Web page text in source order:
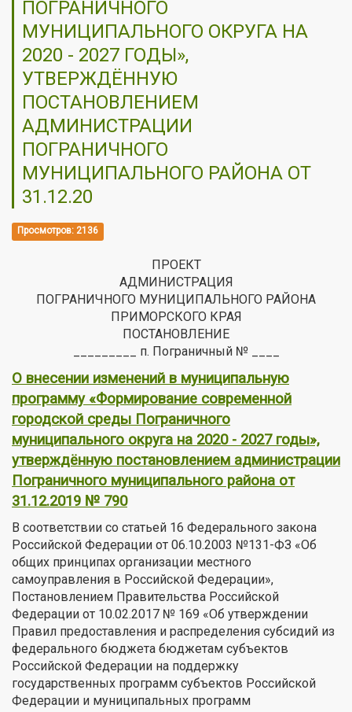
ПОГРАНИЧНОГО
МУНИЦИПАЛЬНОГО ОКРУГА НА
2020 - 2027 ГОДЫ»,
УТВЕРЖДЁННУЮ
ПОСТАНОВЛЕНИЕМ
АДМИНИСТРАЦИИ
ПОГРАНИЧНОГО
МУНИЦИПАЛЬНОГО РАЙОНА ОТ
31.12.20
Просмотров: 2136
ПРОЕКТ
АДМИНИСТРАЦИЯ
ПОГРАНИЧНОГО МУНИЦИПАЛЬНОГО РАЙОНА
ПРИМОРСКОГО КРАЯ
ПОСТАНОВЛЕНИЕ
_________ п. Пограничный № ____
О внесении изменений в муниципальную
программу «Формирование современной
городской среды Пограничного
муниципального округа на 2020 - 2027 годы»,
утверждённую постановлением администрации
Пограничного муниципального района от
31.12.2019 № 790
В соответствии со статьей 16 Федерального закона
Российской Федерации от 06.10.2003 №131-ФЗ «Об
общих принципах организации местного
самоуправления в Российской Федерации»,
Постановлением Правительства Российской
Федерации от 10.02.2017 № 169 «Об утверждении
Правил предоставления и распределения субсидий из
федерального бюджета бюджетам субъектов
Российской Федерации на поддержку
государственных программ субъектов Российской
Федерации и муниципальных программ